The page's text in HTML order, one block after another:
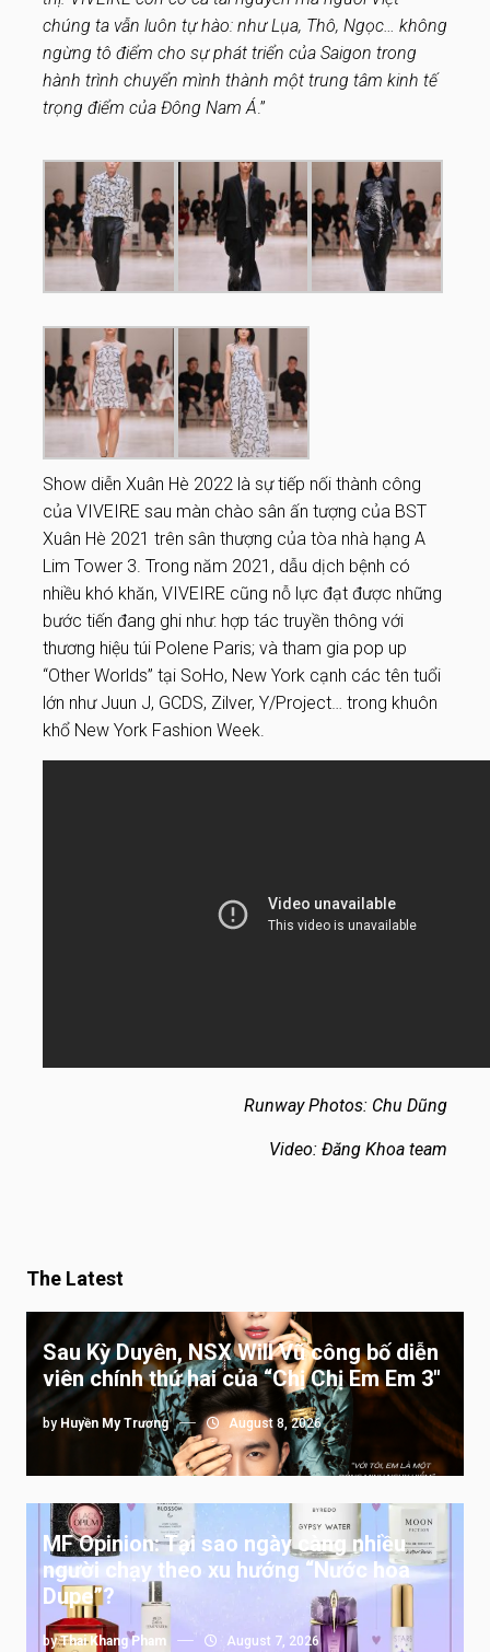
chúng ta vẫn luôn tự hào: như Lụa, Thô, Ngọc… không
ngừng tô điểm cho sự phát triển của Saigon trong
hành trình chuyển mình thành một trung tâm kinh tế
trọng điểm của Đông Nam Á .”
Show diễn Xuân Hè 2022 là sự tiếp nối thành công
của VIVEIRE sau màn chào sân ấn tượng của BST
Xuân Hè 2021 trên sân thượng của tòa nhà hạng A
Lim Tower 3. Trong năm 2021, dẫu dịch bệnh có
nhiều khó khăn, VIVEIRE cũng nỗ lực đạt được những
bước tiến đang ghi như: hợp tác truyền thông với
thương hiệu túi Polene Paris; và tham gia pop up
“Other Worlds” tại SoHo, New York cạnh các tên tuổi
lớn như Juun J, GCDS, Zilver, Y/Project… trong khuôn
khổ New York Fashion Week.
Runway Photos: Chu Dũng
Video: Đăng Khoa team
The Latest
Sau Kỳ Duyên, NSX Will Vũ công bố diễn
viên chính thứ hai của “Chị Chị Em Em 3″
by Huyền My Trương August 8, 2026
MF Opinion: Tại sao ngày càng nhiều
người chạy theo xu hướng “Nước hoa
Dupe”?
byThai Khang Pham August 7, 2026